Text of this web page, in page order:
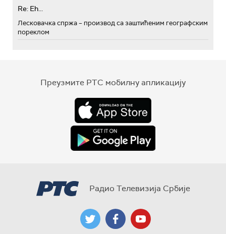
Re: Eh...
Лесковачка спржа – производ са заштићеним географским
пореклом
Преузмите РТС мобилну апликацију
Радио Телевизија Србије